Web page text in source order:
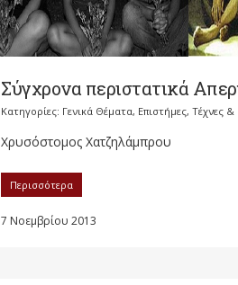
Σύγχρονα περιστατικά
Κατηγορίες: Γενικά Θέματα, Επιστήμες, Τέχνες
Χρυσόστομος Χατζηλάμπρου
Περισσότερα
7 Νοεμβρίου 2013